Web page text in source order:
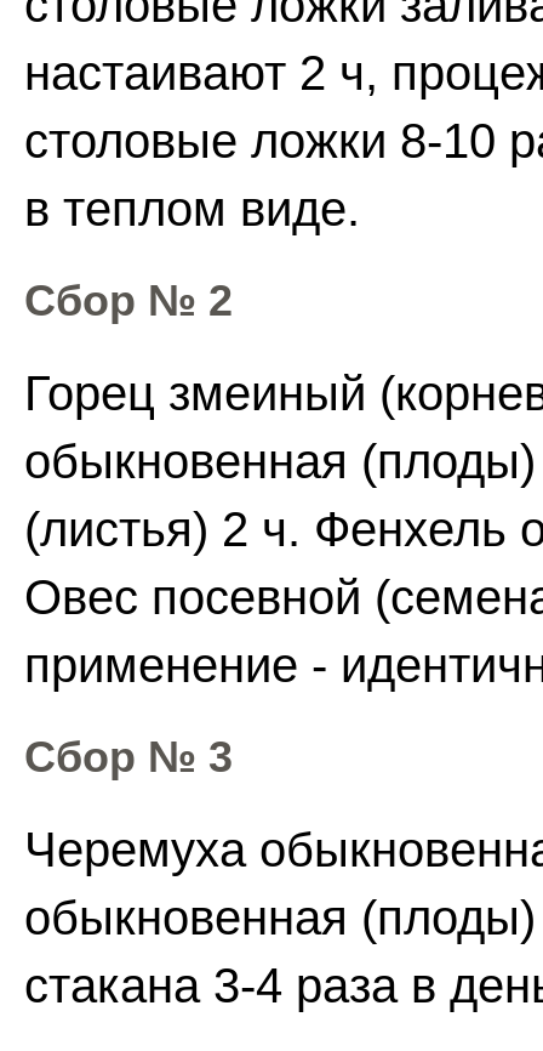
настаивают 2 ч,
столовые ложки 8-10
в теплом виде.
Сбор № 2
Горец змеиный
обыкновенная
(листья) 2 ч. Фенхель
Овес посевной
применение -
Сбор № 3
Черемуха
обыкновенная
стакана 3-4 раза в